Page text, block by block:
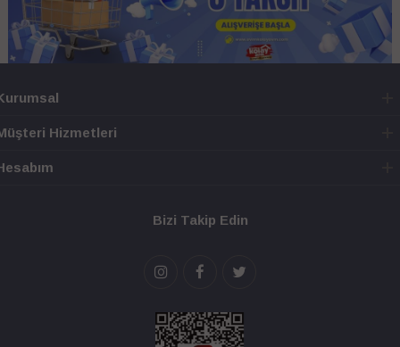
Hizmetleri
Bizi Takip Edin